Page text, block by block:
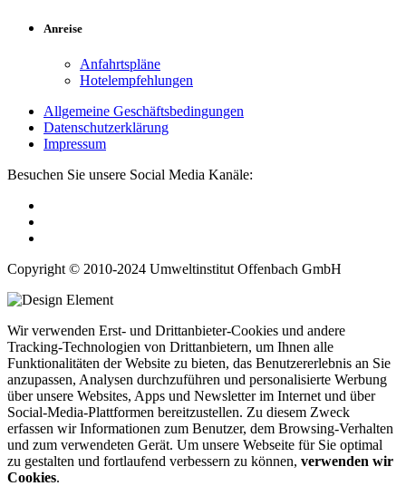
Anreise
Anfahrtspläne
Hotelempfehlungen
Allgemeine Geschäftsbedingungen
Datenschutzerklärung
Impressum
Besuchen Sie unsere Social Media Kanäle:
Copyright © 2010-2024 Umweltinstitut Offenbach GmbH
Wir verwenden Erst- und Drittanbieter-Cookies und andere
Tracking-Technologien von Drittanbietern, um Ihnen alle
Funktionalitäten der Website zu bieten, das Benutzererlebnis an Sie
anzupassen, Analysen durchzuführen und personalisierte Werbung
über unsere Websites, Apps und Newsletter im Internet und über
Social-Media-Plattformen bereitzustellen. Zu diesem Zweck
erfassen wir Informationen zum Benutzer, dem Browsing-Verhalten
und zum verwendeten Gerät. Um unsere Webseite für Sie optimal
zu gestalten und fortlaufend verbessern zu können, verwenden wir
Cookies.